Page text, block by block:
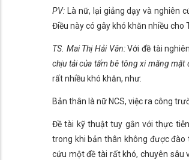
PV:
Là nữ, lại giảng dạy và nghiên
Điều này có gây khó khăn nhiều
TS. Mai Thị Hải Vân:Với đề tài
chịu tải của tấm bê tông xi măng mặt
rất nhiều khó khăn, như:
Bản thân là nữ NCS, việc ra công
Đề tài kỹ thuật tuy gắn với thực
trong khi bản thân không được đào
cứu một đề tài rất khó, chuyên sâu